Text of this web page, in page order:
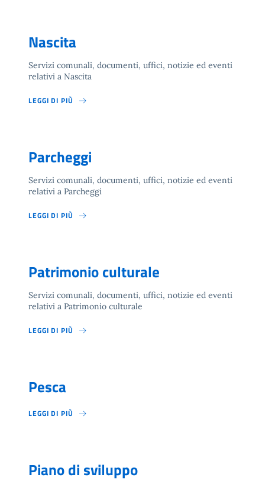
Nascita
Servizi comunali, documenti, uffici, notizie ed eventi
relativi a Nascita
LEGGI DI PIÙ
Parcheggi
Servizi comunali, documenti, uffici, notizie ed eventi
relativi a Parcheggi
LEGGI DI PIÙ
Patrimonio culturale
Servizi comunali, documenti, uffici, notizie ed eventi
relativi a Patrimonio culturale
LEGGI DI PIÙ
Pesca
LEGGI DI PIÙ
Piano di sviluppo